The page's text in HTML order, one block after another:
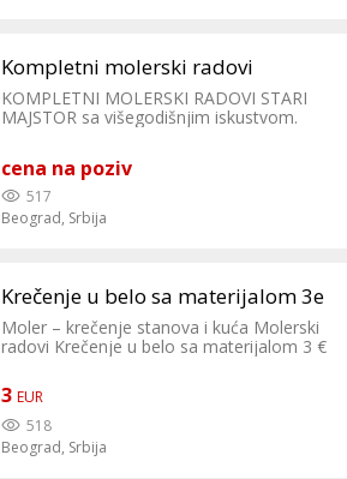
Kompletni molerski radovi
KOMPLETNI MOLERSKI RADOVI STARI
MAJSTOR sa višegodišnjim iskustvom.
gletovanje i farbanje
stanova,kuća,poslovnih prostora,lokala i
drugog -u stambenim zgradama:farbanje
ulaza,gelendera,liftova i svega drugog -
farbanje fasade -farbanje stolarije POSAO
Kontakt: 0637244566 Velja
cena na poziv
517
Beograd, Srbija
Krečenje u belo sa materijalom 3e
Moler – krečenje stanova i kuća Molerski
radovi Krečenje u belo sa materijalom 3 €
3 EUR
518
Beograd, Srbija